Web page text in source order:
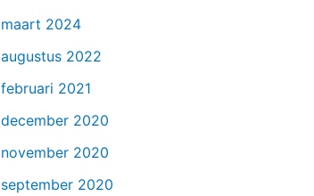
maart 2024
augustus 2022
februari 2021
december 2020
november 2020
september 2020